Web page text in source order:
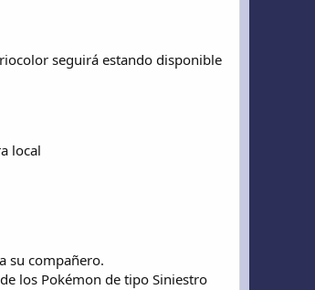
seguirá estando disponible
local
su compañero.
los Pokémon de tipo Siniestro